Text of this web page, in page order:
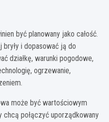
być planowany jako całość.
i dopasować ją do
działkę, warunki pogodowe,
ogrzewanie,
może być wartościowym
połączyć uporządkowany